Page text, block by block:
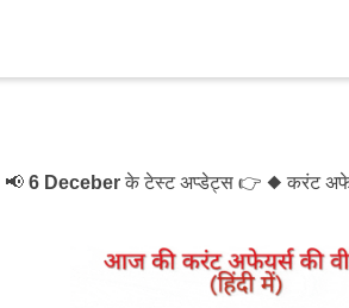
6 Deceberके टेस्ट अप्डेट्स 👉 ◆ करंट